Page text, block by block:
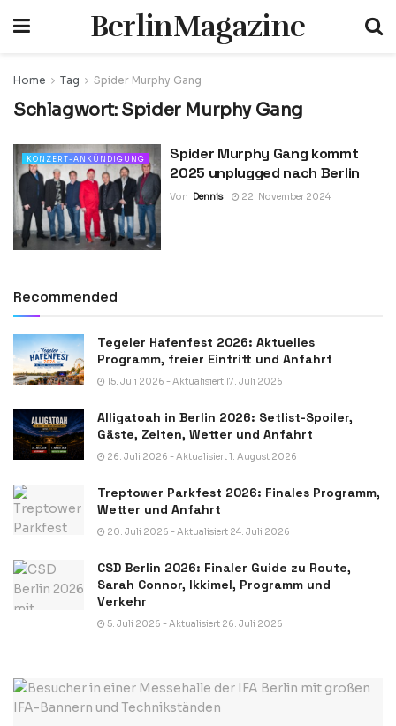
BerlinMagazine
Home Tag Spider Murphy Gang
Schlagwort: Spider Murphy Gang
KONZERT-ANKÜNDIGUNG
Spider Murphy Gang kommt
2025 unplugged nach Berlin
Von Dennis 22. November 2024
Recommended
Tegeler Hafenfest 2026: Aktuelles
Programm, freier Eintritt und Anfahrt
15. Juli 2026 - Aktualisiert 17. Juli 2026
Alligatoah in Berlin 2026: Setlist-Spoiler,
Gäste, Zeiten, Wetter und Anfahrt
26. Juli 2026 - Aktualisiert 1. August 2026
Treptower Parkfest 2026: Finales Programm,
Wetter und Anfahrt
20. Juli 2026 - Aktualisiert 24. Juli 2026
CSD Berlin 2026: Finaler Guide zu Route,
Sarah Connor, Ikkimel, Programm und
Verkehr
5. Juli 2026 - Aktualisiert 26. Juli 2026